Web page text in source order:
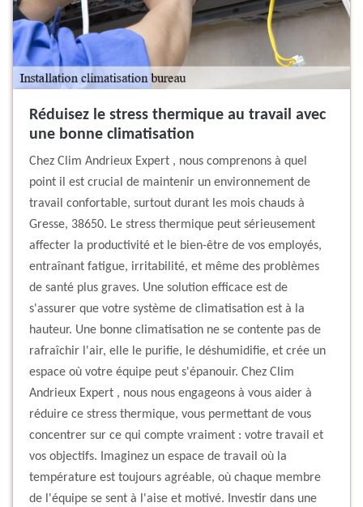
Réduisez le stress thermique au travail avec
une bonne climatisation
Chez Clim Andrieux Expert , nous comprenons à quel
point il est crucial de maintenir un environnement de
travail confortable, surtout durant les mois chauds à
Gresse, 38650. Le stress thermique peut sérieusement
affecter la productivité et le bien-être de vos employés,
entraînant fatigue, irritabilité, et même des problèmes
de santé plus graves. Une solution efficace est de
s'assurer que votre système de climatisation est à la
hauteur. Une bonne climatisation ne se contente pas de
rafraîchir l'air, elle le purifie, le déshumidifie, et crée un
espace où votre équipe peut s'épanouir. Chez Clim
Andrieux Expert , nous nous engageons à vous aider à
réduire ce stress thermique, vous permettant de vous
concentrer sur ce qui compte vraiment : votre travail et
vos objectifs. Imaginez un espace de travail où la
température est toujours agréable, où chaque membre
de l'équipe se sent à l'aise et motivé. Investir dans une